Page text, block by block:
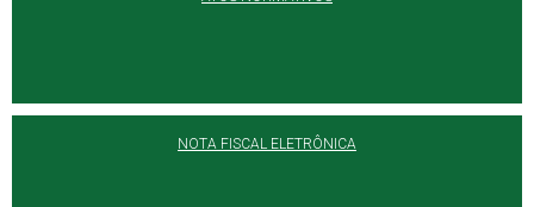
NOTA FISCAL ELETRÔNICA